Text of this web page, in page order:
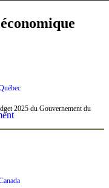
2025 du Gouvernement du